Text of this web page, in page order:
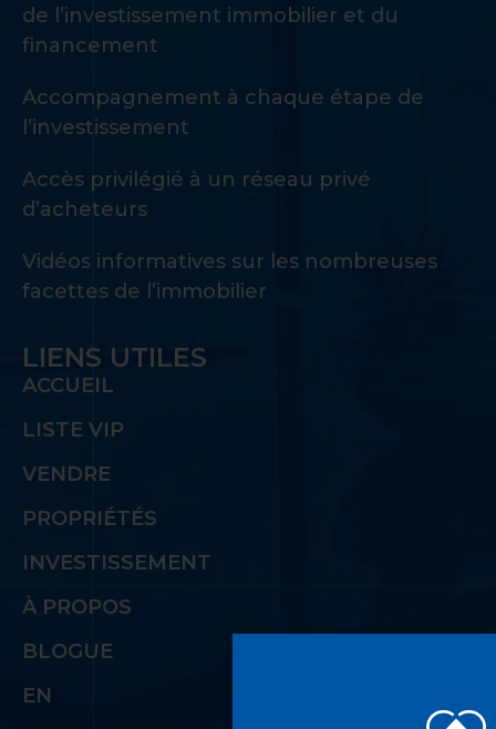
de l’investissement immobilier et du
financement
Accompagnement à chaque étape de
l’investissement
Accès privilégié à un réseau privé
d’acheteurs
Vidéos informatives sur les nombreuses
facettes de l’immobilier
LIENS UTILES
ACCUEIL
LISTE VIP
VENDRE
PROPRIÉTÉS
INVESTISSEMENT
À PROPOS
BLOGUE
EN